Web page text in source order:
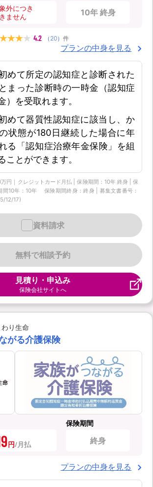
外につき
ません
10年 終身
4.2 （ 20） 件
プランの中身を見る
めて所定の認知症と診断された
まった診断時の一時金（認知症
）を受取れます。
めて器質性認知症に該当し、か
状態が180日継続した場合に年
る「認知症治療年金保険」を組
ことができます。
円｜クレジットカード月払 | 保険期間：10年 終身 | 保
間10年：10年 保険期間終身：終身 | 募集文書番号：
12/17)
無料で相談予約
資料請求
見積り・申込み
保険会社サイトへ
わり生命
がる介護保険
円
保険期間
終身
プランの中身を見る